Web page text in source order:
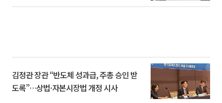
김정관 장관 “반도체 성과급, 주총 승인 받
도록”…상법·자본시장법 개정 시사